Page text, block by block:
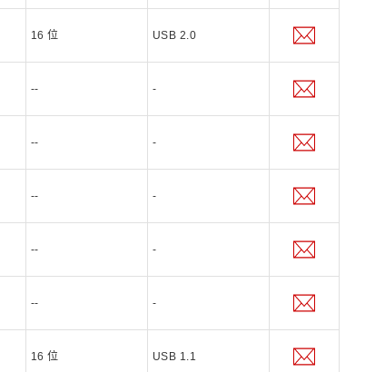
16 位 USB 2.0
-- -
-- -
-- -
-- -
-- -
16 位 USB 1.1